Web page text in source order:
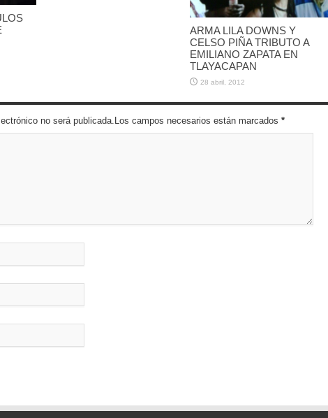
ARMA LILA DOWNS Y
CELSO PIÑA TRIBUTO A
EMILIANO ZAPATA EN
TLAYACAPAN
28 abril, 2012
no será publicada.Los campos necesarios están marcados *